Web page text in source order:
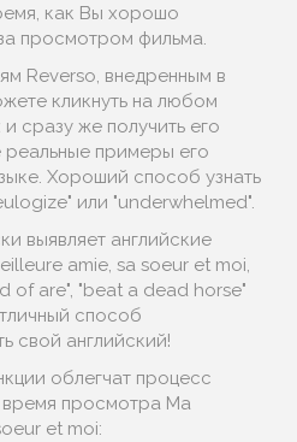
как Вы хорошо
просмотром фильма.
Reverso, внедренным в
кликнуть на любом
сразу же получить его
примеры его
Хороший способ узнать
или "underwhelmed".
выявляет английские
amie, sa soeur et moi,
of are", "beat a dead horse"
способ
свой английский!
облегчат процесс
время просмотра Ma
et moi: